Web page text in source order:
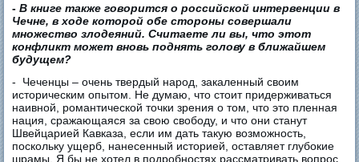
- В книге также говорится о российской интервенции в
Чечне, в ходе которой обе стороны совершали
множество злодеяний. Считаете ли вы, что этот
конфликт может вновь поднять голову в ближайшем
будущем?
- Чеченцы – очень твердый народ, закаленный своим
историческим опытом. Не думаю, что стоит придерживаться
наивной, романтической точки зрения о том, что это пленная
нация, сражающаяся за свою свободу, и что они станут
Швейцарией Кавказа, если им дать такую возможность,
поскольку ущерб, нанесенный историей, оставляет глубокие
шрамы. Я бы не хотел в подробностях рассматривать вопрос